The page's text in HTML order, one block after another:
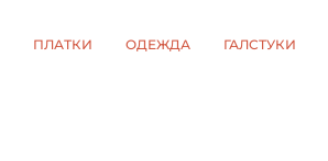
ПЛАТКИ ОДЕЖДА ГАЛСТУКИ